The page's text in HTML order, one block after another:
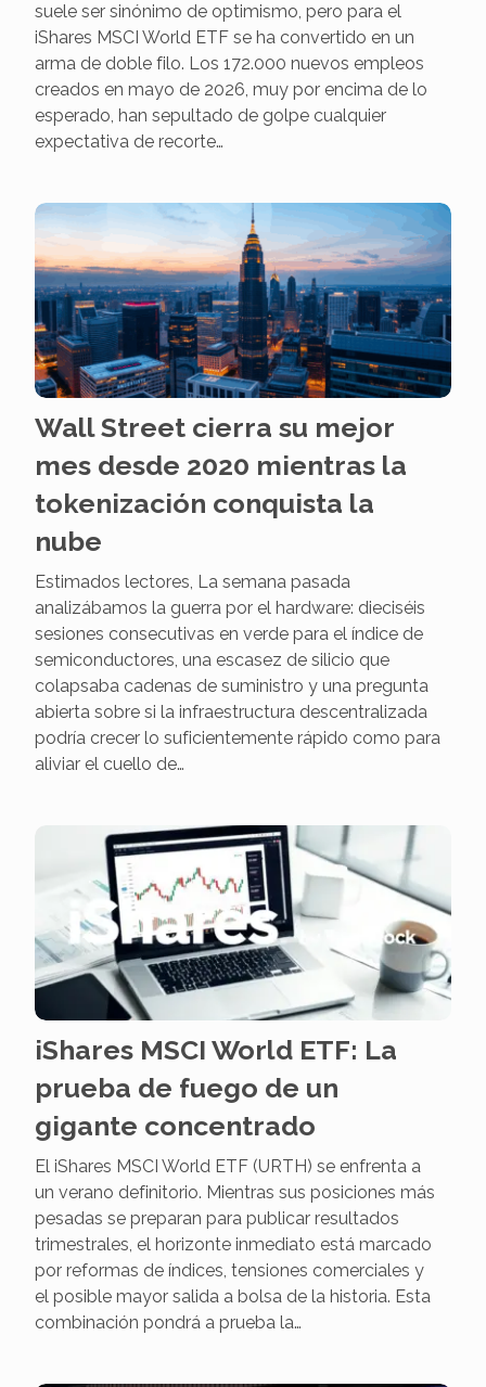
suele ser sinónimo de optimismo, pero para el
iShares MSCI World ETF se ha convertido en un
arma de doble filo. Los 172.000 nuevos empleos
creados en mayo de 2026, muy por encima de lo
esperado, han sepultado de golpe cualquier
expectativa de recorte…
Wall Street cierra su mejor
mes desde 2020 mientras la
tokenización conquista la
nube
Estimados lectores, La semana pasada
analizábamos la guerra por el hardware: dieciséis
sesiones consecutivas en verde para el índice de
semiconductores, una escasez de silicio que
colapsaba cadenas de suministro y una pregunta
abierta sobre si la infraestructura descentralizada
podría crecer lo suficientemente rápido como para
aliviar el cuello de…
iShares MSCI World ETF: La
prueba de fuego de un
gigante concentrado
El iShares MSCI World ETF (URTH) se enfrenta a
un verano definitorio. Mientras sus posiciones más
pesadas se preparan para publicar resultados
trimestrales, el horizonte inmediato está marcado
por reformas de índices, tensiones comerciales y
el posible mayor salida a bolsa de la historia. Esta
combinación pondrá a prueba la…